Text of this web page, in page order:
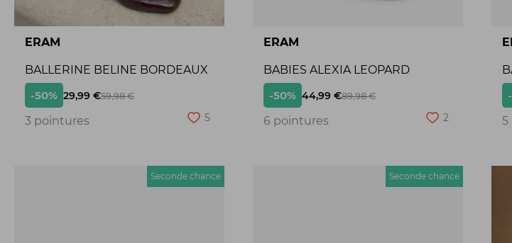
ERAM
BALLERINE BELINE BORDEAUX
-50% 29,99 €59,98 €
3 pointures 5
ERAM
BABIES ALEXIA LEOPARD
-50% 44,99 €89,98 €
6 pointures 2 5
Seconde chance Seconde chance